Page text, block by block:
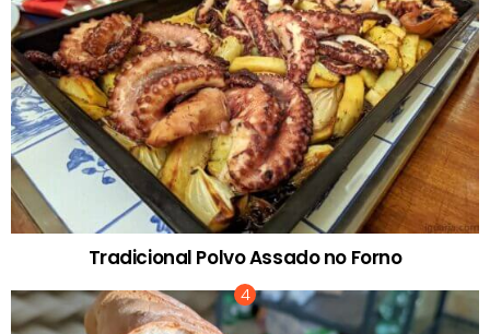
Tradicional Polvo Assado no Forno